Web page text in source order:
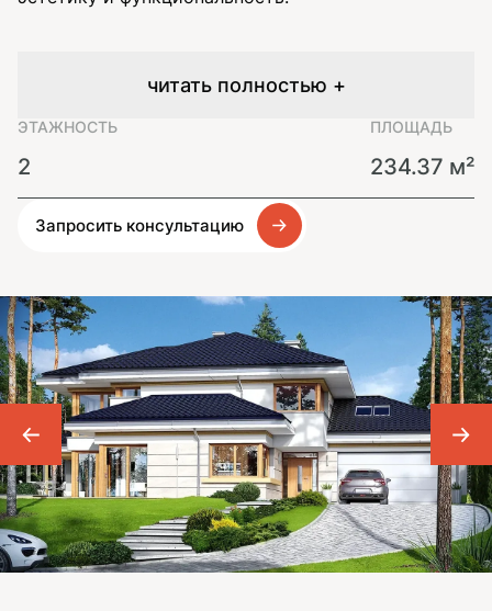
читать полностью +
ЭТАЖНОСТЬ
2
ПЛОЩАДЬ
234.37 м²
Запросить консультацию